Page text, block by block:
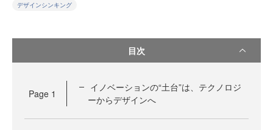
デザインシンキング
目次
Page 1
イノベーションの“土台”は、テクノロジ
ーからデザインへ